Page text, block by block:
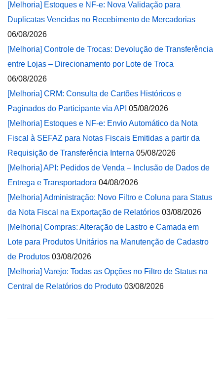
[Melhoria] Estoques e NF-e: Nova Validação para
Duplicatas Vencidas no Recebimento de Mercadorias
06/08/2026
[Melhoria] Controle de Trocas: Devolução de Transferência
entre Lojas – Direcionamento por Lote de Troca
06/08/2026
[Melhoria] CRM: Consulta de Cartões Históricos e
Paginados do Participante via API 05/08/2026
[Melhoria] Estoques e NF-e: Envio Automático da Nota
Fiscal à SEFAZ para Notas Fiscais Emitidas a partir da
Requisição de Transferência Interna 05/08/2026
[Melhoria] API: Pedidos de Venda – Inclusão de Dados de
Entrega e Transportadora 04/08/2026
[Melhoria] Administração: Novo Filtro e Coluna para Status
da Nota Fiscal na Exportação de Relatórios 03/08/2026
[Melhoria] Compras: Alteração de Lastro e Camada em
Lote para Produtos Unitários na Manutenção de Cadastro
de Produtos 03/08/2026
[Melhoria] Varejo: Todas as Opções no Filtro de Status na
Central de Relatórios do Produto 03/08/2026